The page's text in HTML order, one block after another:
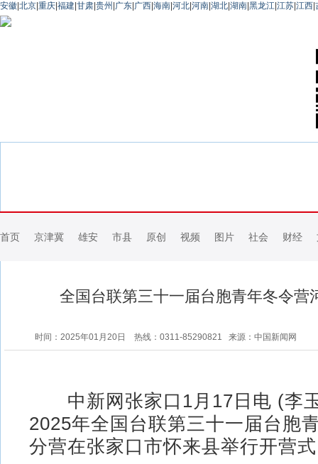
安徽 北京 重庆 福建 甘肃 贵州 广东 广西 海南 河北 河南 湖北 湖南 黑龙江 江苏 江西
首页 京津冀 雄安 市县 原创 视频 图片 社会 财经
全国台联第三十一届台胞青年冬令营
时间：2025年01月20日 热线：0311-85290821 来源：中国新闻网
中新网张家口1月17日电 (李
2025年全国台联第三十一届台胞
分营在张家口市怀来县举行开营